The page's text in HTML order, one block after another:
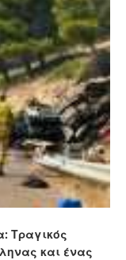
Τραγικός
και ένας